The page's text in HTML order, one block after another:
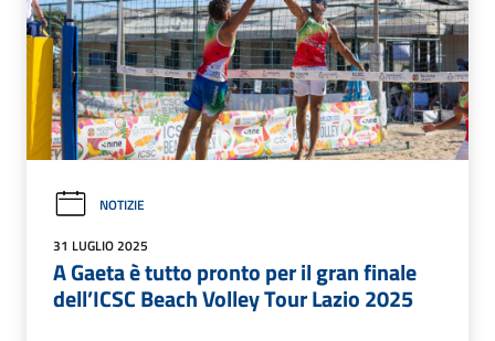
NOTIZIE
31 LUGLIO 2025
A Gaeta è tutto pronto per il gran finale
dell’ICSC Beach Volley Tour Lazio 2025